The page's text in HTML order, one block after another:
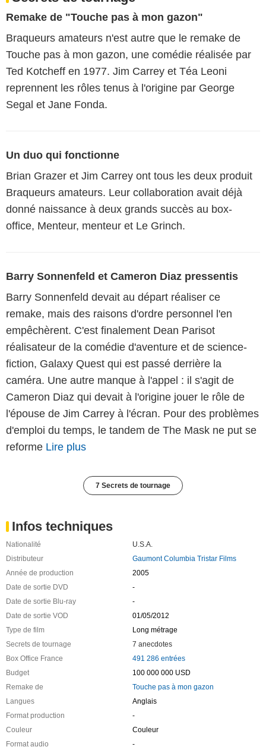
Remake de "Touche pas à mon gazon"
Braqueurs amateurs n'est autre que le remake de
Touche pas à mon gazon, une comédie réalisée par
Ted Kotcheff en 1977. Jim Carrey et Téa Leoni
reprennent les rôles tenus à l'origine par George
Segal et Jane Fonda.
Un duo qui fonctionne
Brian Grazer et Jim Carrey ont tous les deux produit
Braqueurs amateurs. Leur collaboration avait déjà
donné naissance à deux grands succès au box-
office, Menteur, menteur et Le Grinch.
Barry Sonnenfeld et Cameron Diaz pressentis
Barry Sonnenfeld devait au départ réaliser ce
remake, mais des raisons d'ordre personnel l'en
empêchèrent. C'est finalement Dean Parisot
réalisateur de la comédie d'aventure et de science-
fiction, Galaxy Quest qui est passé derrière la
caméra. Une autre manque à l'appel : il s'agit de
Cameron Diaz qui devait à l'origine jouer le rôle de
l'épouse de Jim Carrey à l'écran. Pour des problèmes
d'emploi du temps, le tandem de The Mask ne put se
reforme Lire plus
7 Secrets de tournage
Infos techniques
Nationalité
U.S.A.
Distributeur
Gaumont Columbia Tristar Films
Année de production
2005
Date de sortie DVD
-
Date de sortie Blu-ray
-
Date de sortie VOD
01/05/2012
Type de film
Long métrage
Secrets de tournage
7 anecdotes
Box Office France
491 286 entrées
Budget
100 000 000 USD
Remake de
Touche pas à mon gazon
Langues
Anglais
Format production
-
Couleur
Couleur
Format audio
-